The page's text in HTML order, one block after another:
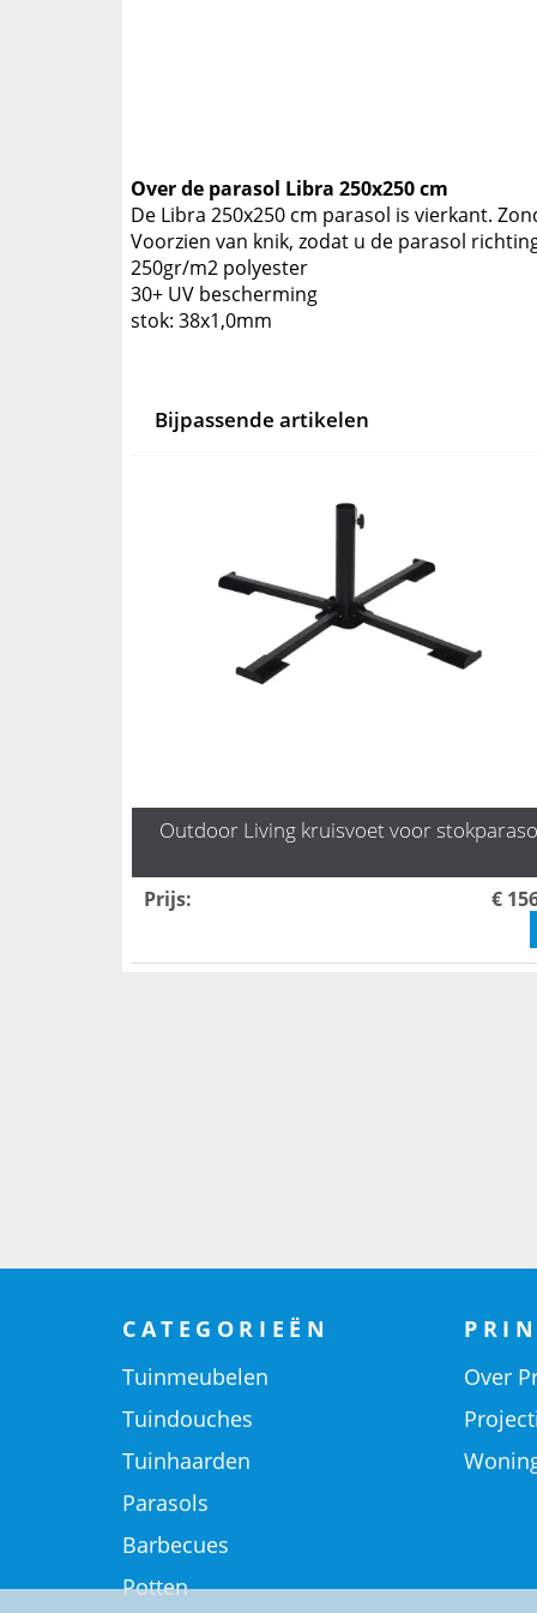
Over de parasol Libra 250x250 cm
De Libra 250x250 cm parasol is vierkant.
Voorzien van knik, zodat u de parasol
250gr/m2 polyester
30+ UV bescherming
stok: 38x1,0mm
Bijpassende artikelen
Outdoor Living kruisvoet voor
Prijs: €
CATEGORIEËN
Tuinmeubelen
Tuindouches
Tuinhaarden
Parasols
Barbecues
Potten
Over